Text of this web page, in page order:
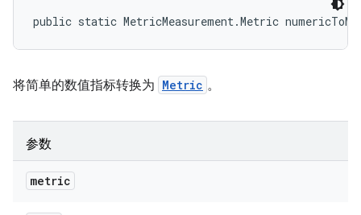
public static MetricMeasurement.Metric
将简单的数值指标转换为 Metric 。
参数
metric